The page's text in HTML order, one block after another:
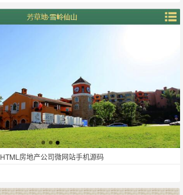
HTML房地产公司微网站手机源码